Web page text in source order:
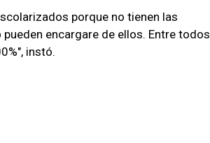
porque no tienen las
encargare de ellos. Entre todos
instó.